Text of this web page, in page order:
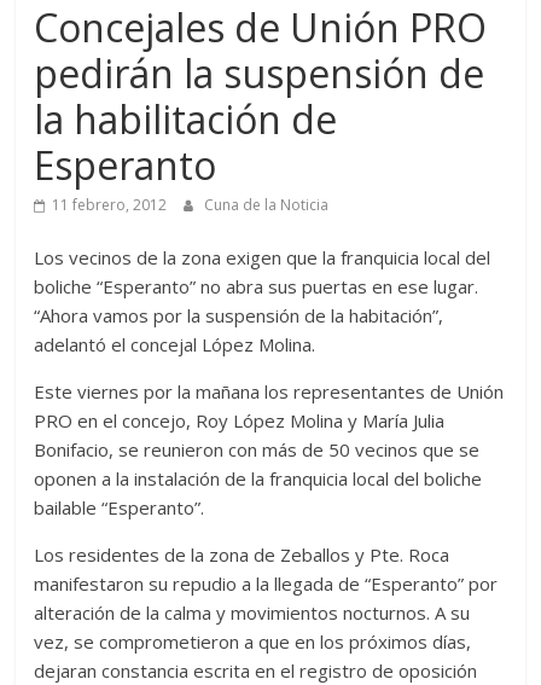
Concejales de Unión PRO
pedirán la suspensión de
la habilitación de
Esperanto
11 febrero, 2012 Cuna de la Noticia
Los vecinos de la zona exigen que la franquicia local del
boliche “Esperanto” no abra sus puertas en ese lugar.
“Ahora vamos por la suspensión de la habitación”,
adelantó el concejal López Molina.
Este viernes por la mañana los representantes de Unión
PRO en el concejo, Roy López Molina y María Julia
Bonifacio, se reunieron con más de 50 vecinos que se
oponen a la instalación de la franquicia local del boliche
bailable “Esperanto”.
Los residentes de la zona de Zeballos y Pte. Roca
manifestaron su repudio a la llegada de “Esperanto” por
alteración de la calma y movimientos nocturnos. A su
vez, se comprometieron a que en los próximos días,
dejaran constancia escrita en el registro de oposición